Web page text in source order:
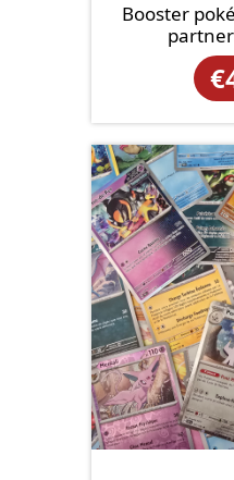
Booster
€